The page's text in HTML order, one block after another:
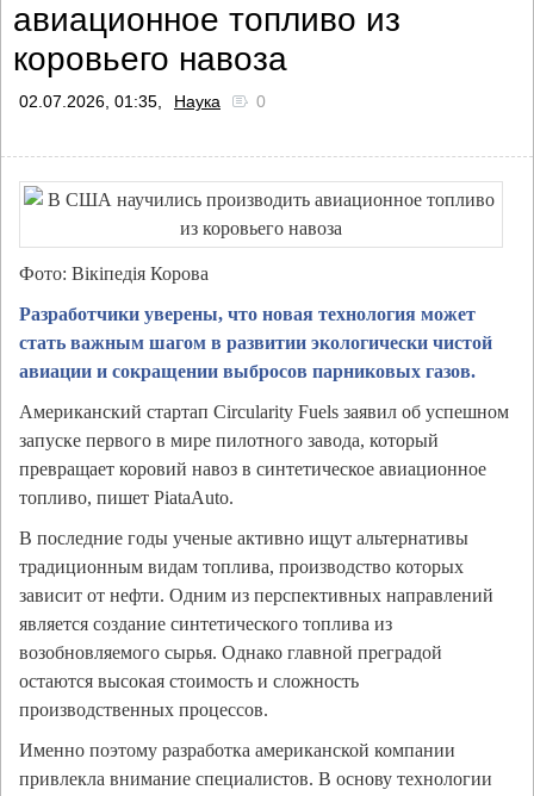
авиационное топливо из
коровьего навоза
02.07.2026, 01:35, Наука 0
Фото: Вікіпедія Корова
Разработчики уверены, что новая технология может
стать важным шагом в развитии экологически чистой
авиации и сокращении выбросов парниковых газов.
Американский стартап Circularity Fuels заявил об успешном
запуске первого в мире пилотного завода, который
превращает коровий навоз в синтетическое авиационное
топливо, пишет PiataAuto.
В последние годы ученые активно ищут альтернативы
традиционным видам топлива, производство которых
зависит от нефти. Одним из перспективных направлений
является создание синтетического топлива из
возобновляемого сырья. Однако главной преградой
остаются высокая стоимость и сложность
производственных процессов.
Именно поэтому разработка американской компании
привлекла внимание специалистов. В основу технологии